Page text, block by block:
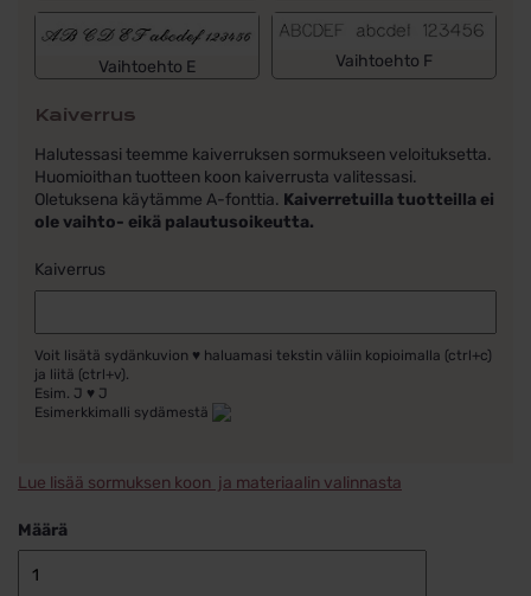
Vaihtoehto E Vaihtoehto F
Kaiverrus
Halutessasi teemme kaiverruksen sormukseen veloituksetta.
Huomioithan tuotteen koon kaiverrusta valitessasi.
Oletuksena käytämme A-fonttia. Kaiverretuilla tuotteilla ei
ole vaihto- eikä palautusoikeutta.
Kaiverrus
Voit lisätä sydänkuvion ♥ haluamasi tekstin väliin kopioimalla (ctrl+c)
ja liitä (ctrl+v).
Esim. J ♥ J
Esimerkkimalli sydämestä
Lue lisää sormuksen koon ja materiaalin valinnasta
Määrä